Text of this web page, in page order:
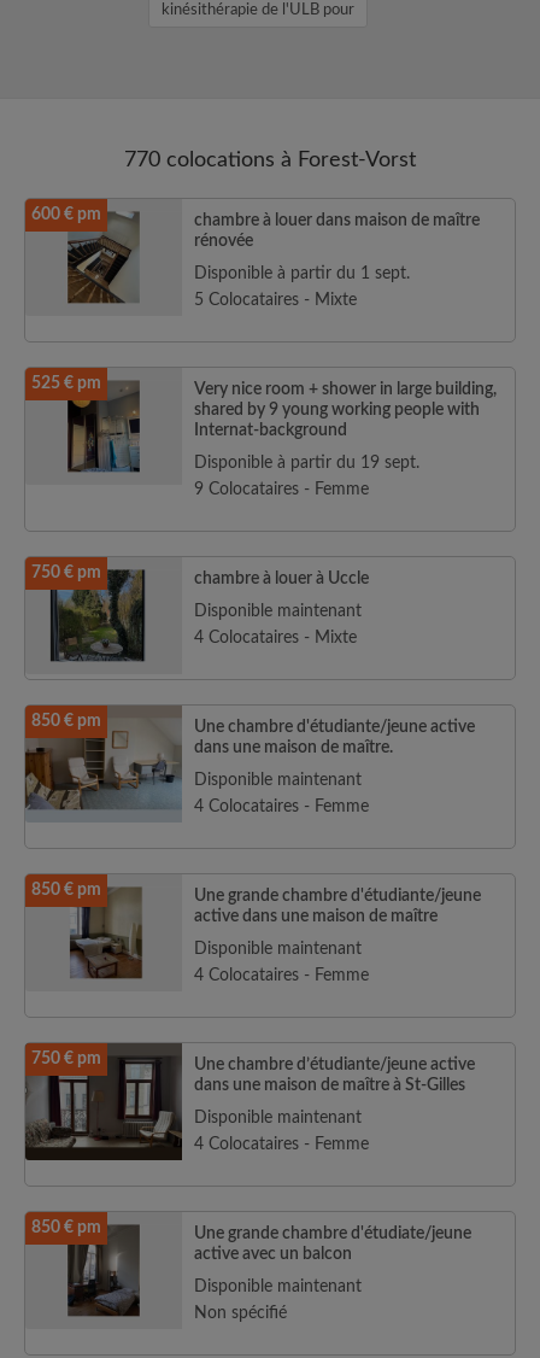
kinésithérapie de l'ULB pour
770 colocations à Forest-Vorst
600 € pm
chambre à louer dans maison de maître
rénovée
Disponible à partir du 1 sept.
5 Colocataires - Mixte
525 € pm
Very nice room + shower in large building,
shared by 9 young working people with
Internat-background
Disponible à partir du 19 sept.
9 Colocataires - Femme
750 € pm
chambre à louer à Uccle
Disponible maintenant
4 Colocataires - Mixte
850 € pm
Une chambre d'étudiante/jeune active
dans une maison de maître.
Disponible maintenant
4 Colocataires - Femme
850 € pm
Une grande chambre d'étudiante/jeune
active dans une maison de maître
Disponible maintenant
4 Colocataires - Femme
750 € pm
Une chambre d’étudiante/jeune active
dans une maison de maître à St-Gilles
Disponible maintenant
4 Colocataires - Femme
850 € pm
Une grande chambre d'étudiate/jeune
active avec un balcon
Disponible maintenant
Non spécifié